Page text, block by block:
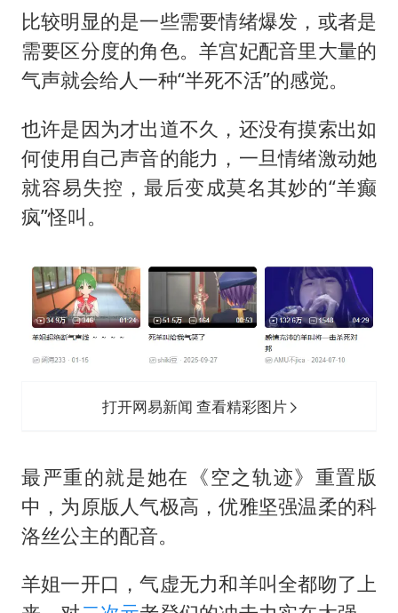
比较明显的是一些需要情绪爆发，或者是
需要区分度的角色。羊宫妃配音里大量的
气声就会给人一种“半死不活”的感觉。
也许是因为才出道不久，还没有摸索出如
何使用自己声音的能力，一旦情绪激动她
就容易失控，最后变成莫名其妙的“羊癫
疯”怪叫。
打开网易新闻 查看精彩图片
最严重的就是她在《空之轨迹》重置版
中，为原版人气极高，优雅坚强温柔的科
洛丝公主的配音。
羊姐一开口，气虚无力和羊叫全都吻了上